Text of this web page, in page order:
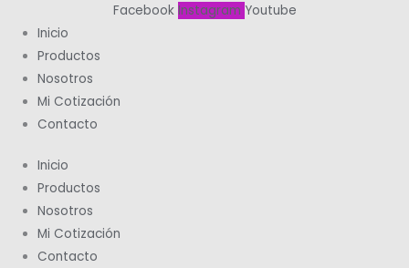
Facebook Instagram Youtube
Inicio
Productos
Nosotros
Mi Cotización
Contacto
Inicio
Productos
Nosotros
Mi Cotización
Contacto